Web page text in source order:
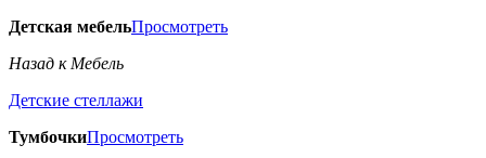
Детская мебельПросмотреть
Назад к Мебель
Детские стеллажи
ТумбочкиПросмотреть